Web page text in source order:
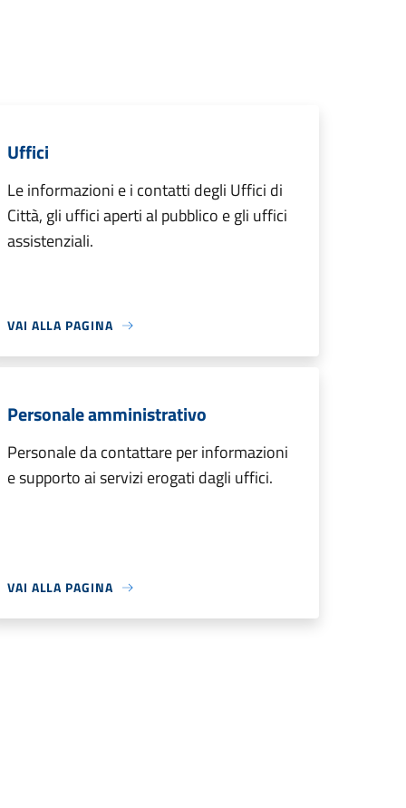
Uffici
Le informazioni e i contatti degli Uffici di
Città, gli uffici aperti al pubblico e gli uffici
assistenziali.
VAI ALLA PAGINA
Personale amministrativo
Personale da contattare per informazioni
e supporto ai servizi erogati dagli uffici.
VAI ALLA PAGINA